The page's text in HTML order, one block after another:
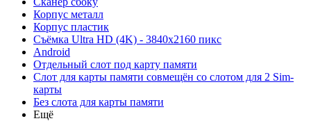
Корпус металл
Корпус пластик
Съёмка Ultra HD (4K) - 3840x2160 пикс
Android
Отдельный слот под карту памяти
Слот для карты памяти совмещён со слотом для 2 Sim-
карты
Без слота для карты памяти
Ещё